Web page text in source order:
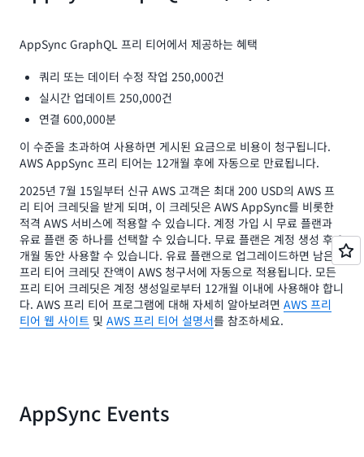
USD
AppSync GraphQL 프리 티어에서 제공하는 혜택
쿼리 또는 데이터 수정 작업 250,000건
실시간 업데이트 250,000건
연결 600,000분
이 수준을 초과하여 사용하면 게시된 요금으로 비용이 청구됩니다.
AWS AppSync 프리 티어는 12개월 후에 자동으로 만료됩니다.
2025년 7월 15일부터 신규 AWS 고객은 최대 200 USD의 AWS 프
리 티어 크레딧을 받게 되며, 이 크레딧은 AWS AppSync를 비롯한
적격 AWS 서비스에 적용할 수 있습니다. 계정 가입 시 무료 플랜과
유료 플랜 중 하나를 선택할 수 있습니다. 무료 플랜은 계정 생성 후 6
개월 동안 사용할 수 있습니다. 유료 플랜으로 업그레이드하면 남은
프리 티어 크레딧 잔액이 AWS 청구서에 자동으로 적용됩니다. 모든
프리 티어 크레딧은 계정 생성일로부터 12개월 이내에 사용해야 합니
다. AWS 프리 티어 프로그램에 대해 자세히 알아보려면 AWS 프리
티어 웹 사이트 및 AWS 프리 티어 설명서를 참조하세요.
AppSync Events